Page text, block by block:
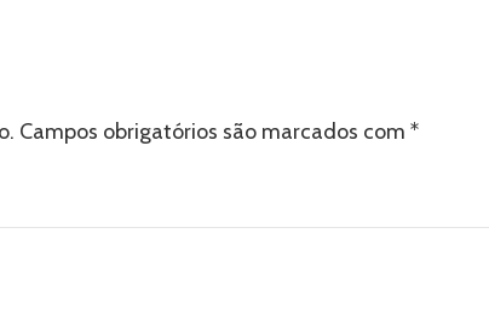
Campos obrigatórios são marcados com *